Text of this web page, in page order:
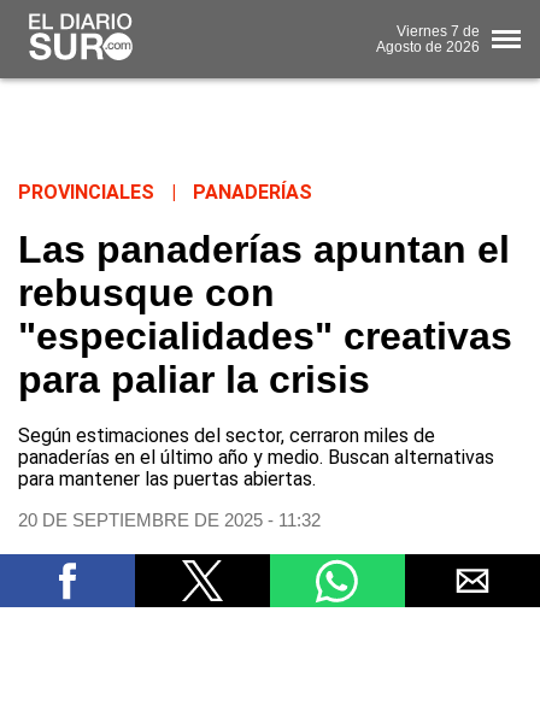
Viernes 7 de
Agosto de 2026
PROVINCIALES PANADERÍAS
Las panaderías apuntan el
rebusque con
"especialidades" creativas
para paliar la crisis
Según estimaciones del sector, cerraron miles de
panaderías en el último año y medio. Buscan alternativas
para mantener las puertas abiertas.
20 DE SEPTIEMBRE DE 2025 - 11:32